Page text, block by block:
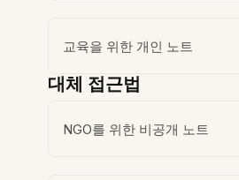
교육을 위한 개인 노트
대체 접근법
NGO를 위한 비공개 노트